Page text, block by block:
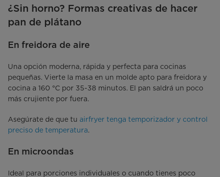
¿Sin horno? Formas creativas de hacer
pan de plátano
En freidora de aire
Una opción moderna, rápida y perfecta para cocinas
pequeñas. Vierte la masa en un molde apto para freidora y
cocina a 160 °C por 35-38 minutos. El pan saldrá un poco
más crujiente por fuera.
Asegúrate de que tu airfryer tenga temporizador y control
preciso de temperatura.
En microondas
Ideal para porciones individuales o cuando tienes poco